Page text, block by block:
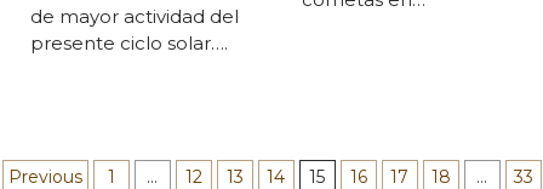
de mayor actividad del
presente ciclo solar….
Previous 1 … 12 13 14 15 16 17 18 …
33